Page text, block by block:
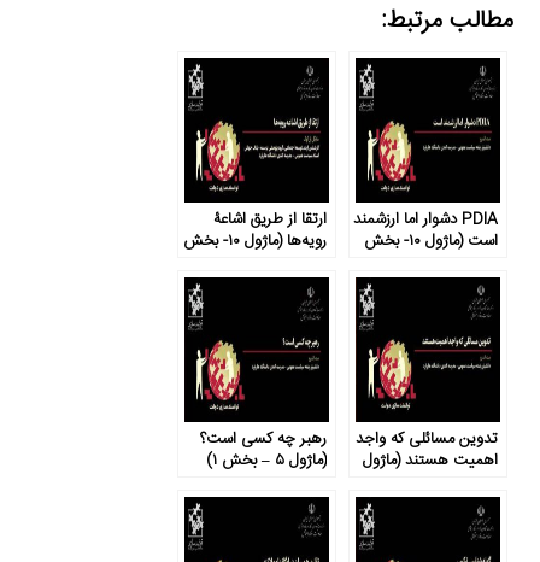
مطالب مرتبط:
PDIA دشوار اما ارزشمند
است (ماژول ۱۰- بخش
ارتقا از طریق اشاعۀ
رویه‌ها (ماژول ۱۰- بخش
تدوین مسائلی که واجد
اهمیت هستند (ماژول
رهبر چه کسی است؟
(ماژول ۵ – بخش ۱)